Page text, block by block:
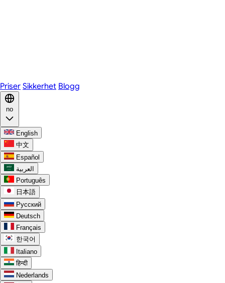
Priser Sikkerhet Blogg
no
English
中文
Español
العربية
Português
日本語
Русский
Deutsch
Français
한국어
Italiano
हिन्दी
Nederlands